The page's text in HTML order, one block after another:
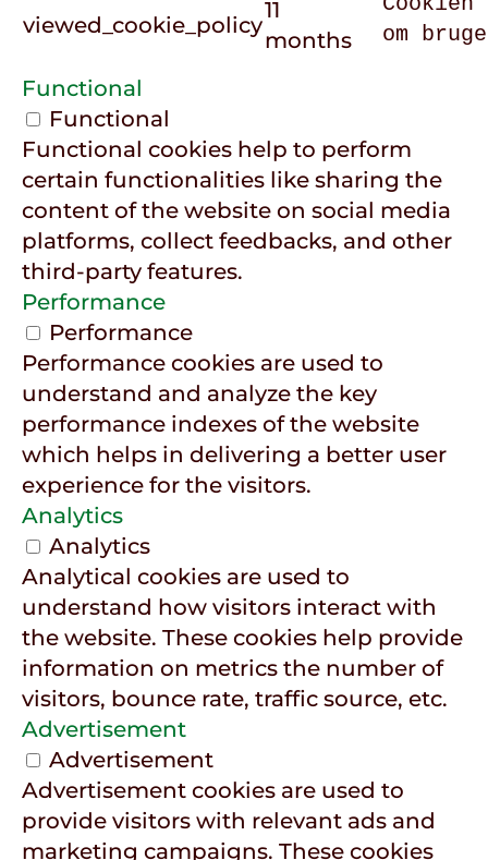
viewed_cookie_policy
11
months
om
Functional
Functional
Functional cookies help to perform
certain functionalities like sharing the
content of the website on social media
platforms, collect feedbacks, and other
third-party features.
Performance
Performance
Performance cookies are used to
understand and analyze the key
performance indexes of the website
which helps in delivering a better user
experience for the visitors.
Analytics
Analytics
Analytical cookies are used to
understand how visitors interact with
the website. These cookies help provide
information on metrics the number of
visitors, bounce rate, traffic source, etc.
Advertisement
Advertisement
Advertisement cookies are used to
provide visitors with relevant ads and
marketing campaigns. These cookies